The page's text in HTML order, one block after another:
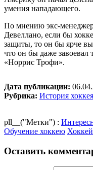
умения нападающего.
По мнению экс-
Девеллано, если бы
защиты, то он бы ярче
что он бы даже завоевал
«Норрис Трофи».
Дата публикации:
Рубрика: История хоккея
pll__("Метки") :
Обучение хоккею Хоккей
Оставить